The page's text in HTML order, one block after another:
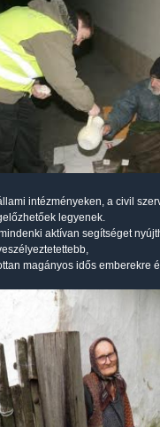
intézményeken, a civil
legyenek.
aktívan segítséget
magányos idős emberekre